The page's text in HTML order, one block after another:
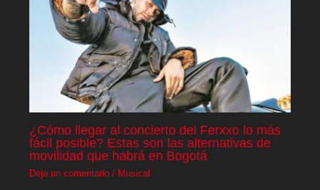
¿Cómo llegar al concierto del Ferxxo lo más
fácil posible? Estas son las alternativas de
movilidad que habrá en Bogotá
Deja un comentario / Musical